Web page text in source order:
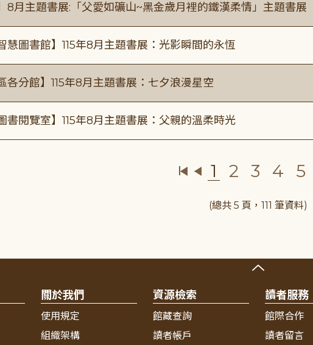
8月主題書展:「父愛如礦山~黑金歲月裡的鐵漢柔情」主題書展
慧圖書館】115年8月主題書展：光影瞬間的永恆
各分館】115年8月主題書展：七夕浪漫星空
書閱覽室】115年8月主題書展：父親的溫柔時光
1 2 3 4 5
(總共 5 頁，111 筆資料)
關於我們
使用規定
組織架構
資源檢索
館藏查詢
讀者帳戶
讀者服務
館際合作
讀者留言